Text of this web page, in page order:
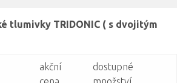
tlumivky TRIDONIC ( s dvojitým
akční
dostupné